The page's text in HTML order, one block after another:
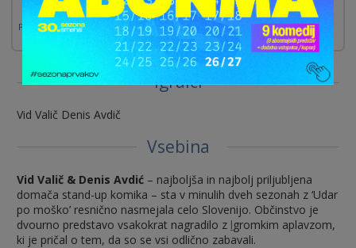
Poglej vse »
Igralci
Vid Valič Denis Avdič
Vsebina
Vid Valič & Denis Avdić – najboljša in najbolj priljubljena
domača stand-up komika – sta v minulih dveh sezonah z ‘Udar
po moško’ resnično nasmejala celo Slovenijo. Občinstvo je
dvourno predstavo vsakokrat nagradilo z lgromkim aplavzom,
ki je pričal o tem, da so se vsi odlično zabavali.